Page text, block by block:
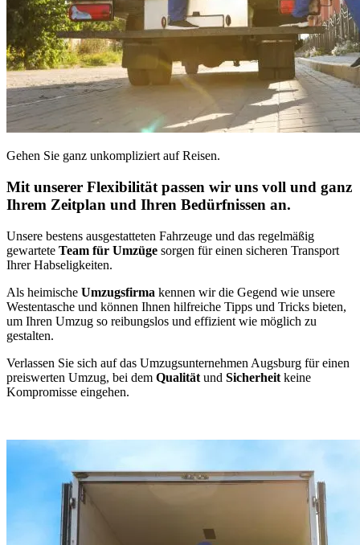
Gehen Sie ganz unkompliziert auf Reisen.
Mit unserer Flexibilität passen wir uns voll und ganz
Ihrem Zeitplan und Ihren Bedürfnissen an.
Unsere bestens ausgestatteten Fahrzeuge und das regelmäßig
gewartete Team für Umzüge sorgen für einen sicheren Transport
Ihrer Habseligkeiten.
Als heimische Umzugsfirma kennen wir die Gegend wie unsere
Westentasche und können Ihnen hilfreiche Tipps und Tricks bieten,
um Ihren Umzug so reibungslos und effizient wie möglich zu
gestalten.
Verlassen Sie sich auf das Umzugsunternehmen Augsburg für einen
preiswerten Umzug, bei dem Qualität und Sicherheit keine
Kompromisse eingehen.